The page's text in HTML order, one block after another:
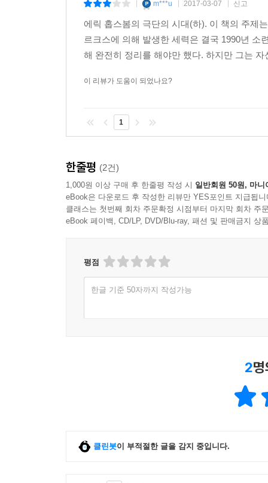
m***u 2017-03-07 신고
에릭 홉스봄의 극단의 시대(하). 이 책의 주제
르크스에 의해 발생한 세력은 결국 1990년 소
해 완전히 정리를 해야만 했다. 하지만 그는
이 리뷰가 도움이 되었나요?
1
한줄평 (2건)
1,000원 이상 구매 후 한줄평 작성 시 일반회원 50원, 마니
eBook은 다운로드 후 작성한 리뷰만 YES포인트 지급됩니
클래스는 첫번째 회차 주문확정 시점부터 마지막 회차 주
eBook 페이백, CD/LP, DVD/Blu-ray, 패션 및 판매금지 상
평점
한글 기준 50자까지 작성가능
2
클린봇이 부적절한 글을 감지 중입니다.